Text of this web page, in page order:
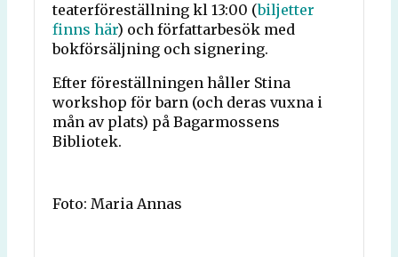
teaterföreställning kl 13:00 (biljetter
finns här) och författarbesök med
bokförsäljning och signering.
Efter föreställningen håller Stina
workshop för barn (och deras vuxna i
mån av plats) på Bagarmossens
Bibliotek.
Foto: Maria Annas